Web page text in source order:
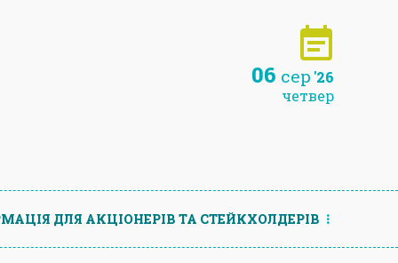
06 сер '26
четвер
ДЛЯ АКЦIОНЕРIВ ТА СТЕЙКХОЛДЕРIВ